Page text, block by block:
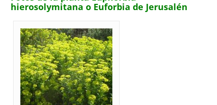
hierosolymitana o Euforbia de Jerusalén